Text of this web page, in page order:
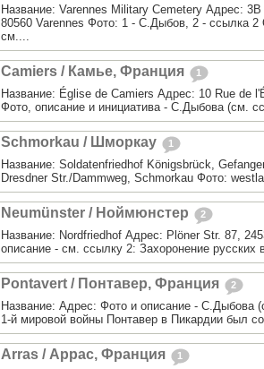
Название: Varennes Military Cemetery Адрес:
80560 Varennes Фото: 1 - C.Дыбов, 2 - ссылка
см....
Camiers / Камье, Франция 1
Название: Église de Camiers Адрес: 10 Rue de
Фото, описание и инициатива - С.Дыбова (см.
Schmorkau / Шморкау 1
Название: Soldatenfriedhof Königsbrück,
Dresdner Str./Dammweg, Schmorkau Фото:
Neumünster / Ноймюнстер 2
Название: Nordfriedhof Адрес: Plöner Str. 87,
описание - см. ссылку 2: Захоронение русских
Pontavert / Понтавер, Франция 2
Название: Адрес: Фото и описание - С.Дыбова
1-й мировой войны Понтавер в Пикардии был
Arras / Аррас, Франция 1